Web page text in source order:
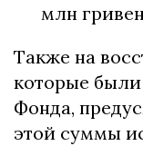
млн
Также на
которые
Фонда,
этой суммы